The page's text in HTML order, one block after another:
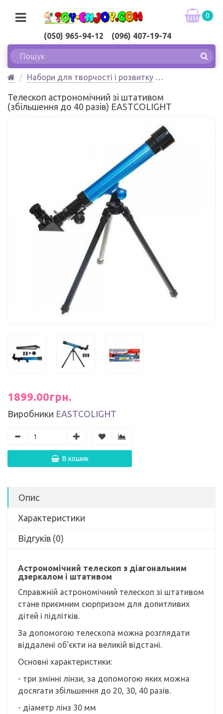
(050) 965-94-12 (096) 407-19-74
0
Набори для творчості і розвитку
Телескоп астрономічний зі штативом (збільшення
до 40 разів) EASTCOLІGHT
Телескоп астрономічний зі штативом
(збільшення до 40 разів) EASTCOLІGHT
1899.00грн.
Виробники EASTCOLIGHT
В кошик
Опис
Характеристики
Відгуків (0)
Астрономічний телескоп з діагональним
дзеркалом і штативом
Справжній астрономічний телескоп зі штативом
стане приємним сюрпризом для допитливих
дітей і підлітків.
За допомогою телескопа можна розглядати
віддалені об'єкти на великій відстані.
Основні характеристики:
- три змінні лінзи, за допомогою яких можна
досягати збільшення до 20, 30, 40 разів.
- діаметр лінз 30 мм